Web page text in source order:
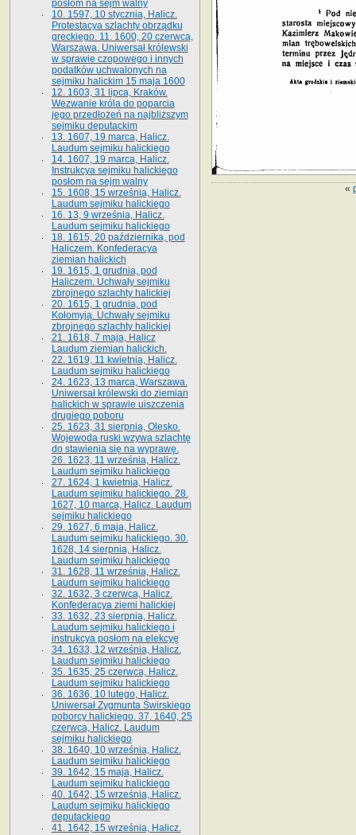
«
posłom na sejm walny
10. 1597, 10 stycznia, Halicz.
Protestacya szlachty obrządku
greckiego. 11. 1600, 20 czerwca,
Warszawa. Uniwersał królewski
w sprawie czopowego i innych
podatków uchwalonych na
sejmiku halickim 15 maja 1600
12. 1603, 31 lipca, Kraków.
Wezwanie króla do poparcia
jego przedłożeń na najbliższym
sejmiku deputackim
13. 1607, 19 marca, Halicz.
Laudum sejmiku halickiego
14. 1607, 19 marca, Halicz.
Instrukcya sejmiku halickiego
posłom na sejm walny
15. 1608, 15 września, Halicz.
Laudum sejmiku halickiego
16. 13, 9 września, Halicz.
Laudum sejmiku halickiego
18. 1615, 20 października, pod
Haliczem. Konfederacya
ziemian halickich
19. 1615, 1 grudnia, pod
Haliczem. Uchwały sejmiku
zbrojnego szlachty halickiej
20. 1615, 1 grudnia, pod
Kołomyją. Uchwały sejmiku
zbrojnego szlachty halickiej
21. 1618, 7 maja, Halicz
Laudum ziemian halickich.
22. 1619, 11 kwietnia, Halicz.
Laudum sejmiku halickiego
24. 1623, 13 marca, Warszawa.
Uniwersał królewski do ziemian
halickich w sprawie uiszczenia
drugiego poboru
25. 1623, 31 sierpnia, Olesko.
Wojewoda ruski wzywa szlachtę
do stawienia się na wyprawę.
26. 1623, 11 września, Halicz.
Laudum sejmiku halickiego
27. 1624, 1 kwietnia, Halicz.
Laudum sejmiku halickiego. 28.
1627, 10 marca, Halicz. Laudum
sejmiku halickiego
29. 1627, 6 maja, Halicz.
Laudum sejmiku halickiego. 30.
1628, 14 sierpnia, Halicz.
Laudum sejmiku halickiego
31. 1628, 11 września, Halicz.
Laudum sejmiku halickiego
32. 1632, 3 czerwca, Halicz.
Konfederacya ziemi halickiej
33. 1632, 23 sierpnia, Halicz.
Laudum sejmiku halickiego i
instrukcya posłom na elekcyę
34. 1633, 12 września, Halicz.
Laudum sejmiku halickiego
35. 1635, 25 czerwca, Halicz.
Laudum sejmiku halickiego
36. 1636, 10 lutego, Halicz.
Uniwersał Zygmunta Świrskiego
poborcy halickiego. 37. 1640, 25
czerwca, Halicz. Laudum
sejmiku halickiego
38. 1640, 10 września, Halicz.
Laudum sejmiku halickiego
39. 1642, 15 maja, Halicz.
Laudum sejmiku halickiego
40. 1642, 15 września, Halicz.
Laudum sejmiku halickiego
deputackiego
41. 1642, 15 września, Halicz.